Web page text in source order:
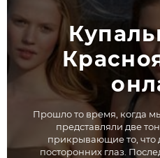
Прошло то время, когда
представляли две
прикрывающие то, что
посторонних глаз.